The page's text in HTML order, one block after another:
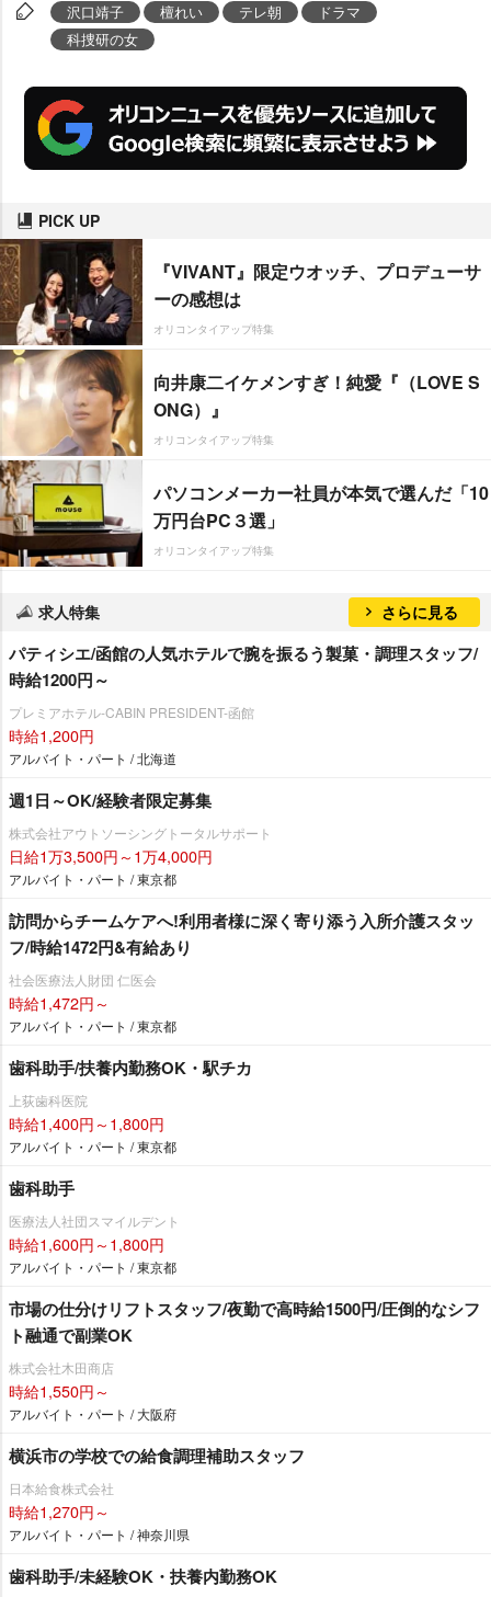
沢口靖子 檀れい テレ朝
ドラマ
科捜研の女
PICK UP
『VIVANT』限定ウオッチ、プロデューサ
ーの感想は
オリコンタイアップ特集
向井康二イケメンすぎ！純愛『（LOVE S
ONG）』
オリコンタイアップ特集
パソコンメーカー社員が本気で選んだ「10
万円台PC３選」
オリコンタイアップ特集
求人特集 さらに見る
パティシエ/函館の人気ホテルで腕を振るう製菓・調理スタッフ/
時給1200円～
プレミアホテル-CABIN PRESIDENT-函館
時給1,200円
アルバイト・パート / 北海道
週1日～OK/経験者限定募集
株式会社アウトソーシングトータルサポート
日給1万3,500円～1万4,000円
アルバイト・パート / 東京都
訪問からチームケアへ!利用者様に深く寄り添う入所介護スタッ
フ/時給1472円&有給あり
社会医療法人財団 仁医会
時給1,472円～
アルバイト・パート / 東京都
歯科助手/扶養内勤務OK・駅チカ
上荻歯科医院
時給1,400円～1,800円
アルバイト・パート / 東京都
歯科助手
医療法人社団スマイルデント
時給1,600円～1,800円
アルバイト・パート / 東京都
市場の仕分けリフトスタッフ/夜勤で高時給1500円/圧倒的なシフ
ト融通で副業OK
株式会社木田商店
時給1,550円～
アルバイト・パート / 大阪府
横浜市の学校での給食調理補助スタッフ
日本給食株式会社
時給1,270円～
アルバイト・パート / 神奈川県
歯科助手/未経験OK・扶養内勤務OK